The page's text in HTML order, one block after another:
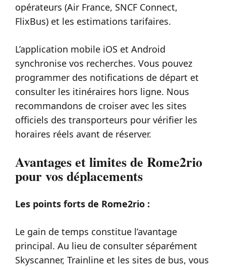
opérateurs (Air France, SNCF Connect,
FlixBus) et les estimations tarifaires.
L’application mobile iOS et Android
synchronise vos recherches. Vous pouvez
programmer des notifications de départ et
consulter les itinéraires hors ligne. Nous
recommandons de croiser avec les sites
officiels des transporteurs pour vérifier les
horaires réels avant de réserver.
Avantages et limites de Rome2rio
pour vos déplacements
Les points forts de Rome2rio :
Le gain de temps constitue l’avantage
principal. Au lieu de consulter séparément
Skyscanner, Trainline et les sites de bus, vous